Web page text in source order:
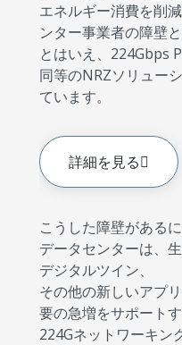
エネルギー消費を削
ンター事業者の障壁
とはいえ、224Gbps
同等のNRZソリュー
ています。
詳細を見る
こうした障壁がある
データセンターは、生
デジタルツイン、
その他の新しいアプ
要の急増をサポートす
224Gネットワーキン